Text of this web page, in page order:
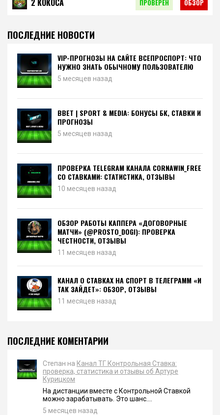
ПРОВЕРЕН ОБЗОР
ПОСЛЕДНИЕ НОВОСТИ
VIP-ПРОГНОЗЫ НА САЙТЕ ВСЕПРОСПОРТ: ЧТО
НУЖНО ЗНАТЬ ОБЫЧНОМУ ПОЛЬЗОВАТЕЛЮ
5 месяцев назад
BBET | SPORT & MEDIA: БОНУСЫ БК, СТАВКИ И
ПРОГНОЗЫ
5 месяцев назад
ПРОВЕРКА TELEGRAM КАНАЛА CORNAWIN_FREE
СО СТАВКАМИ: СТАТИСТИКА, ОТЗЫВЫ
10 месяцев назад
ОБЗОР РАБОТЫ КАППЕРА «ДОГОВОРНЫЕ
МАТЧИ» (@PROSTO_DOGI): ПРОВЕРКА
ЧЕСТНОСТИ, ОТЗЫВЫ
11 месяцев назад
КАНАЛ О СТАВКАХ НА СПОРТ В ТЕЛЕГРАММ «И
ТАК ЗАЙДЕТ»: ОБЗОР, ОТЗЫВЫ
11 месяцев назад
ПОСЛЕДНИЕ КОМЕНТАРИИ
Степан на Канал ТГ Контрольная Ставка:
проверка, статистика и отзывы об Артуре
Курицком
На дистанции вместе с Контрольной Ставкой
можно зарабатывать. Это шанс....
5 месяцев назад